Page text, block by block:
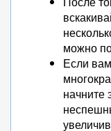
можно
Если
начните